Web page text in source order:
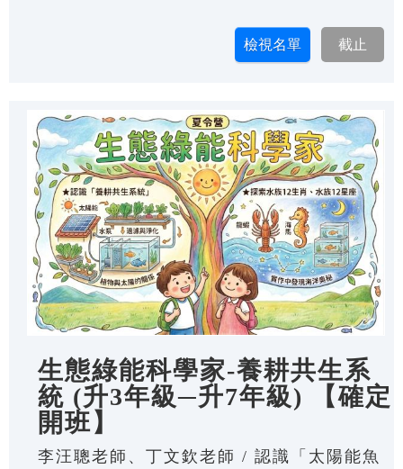
生態綠能科學家-養耕共生系
統 (升3年級─升7年級) 【確定
開班】
李汪聰老師、丁文欽老師 / 認識「太陽能魚